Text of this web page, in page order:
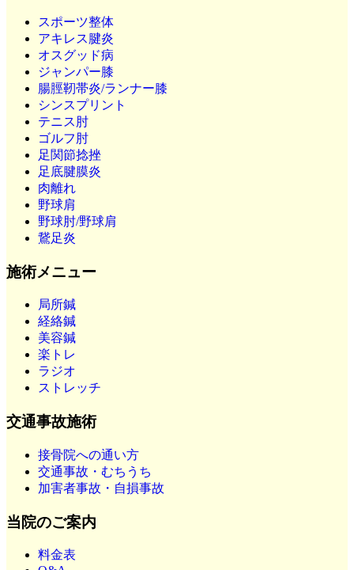
スポーツ整体
アキレス腱炎
オスグッド病
ジャンパー膝
腸脛靭帯炎/ランナー膝
シンスプリント
テニス肘
ゴルフ肘
足関節捻挫
足底腱膜炎
肉離れ
野球肩
野球肘/野球肩
鵞足炎
施術メニュー
局所鍼
経絡鍼
美容鍼
楽トレ
ラジオ
ストレッチ
交通事故施術
接骨院への通い方
交通事故・むちうち
加害者事故・自損事故
当院のご案内
料金表